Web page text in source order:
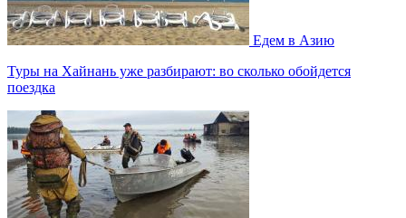
Едем в Азию
Туры на Хайнань уже разбирают: во сколько обойдется
поездка